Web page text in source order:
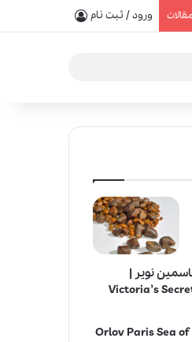
ورود / ثبت نام
نویر |
Victoria’s
عطر ادکلن اورلوو سی آف لایت | Orlov Paris Sea of